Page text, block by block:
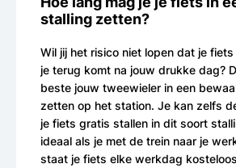
stalling zetten?
Wil jij het risico niet lopen dat je
je terug komt na jouw drukke dag?
beste jouw tweewieler in een
zetten op het station. Je kan zelfs
je fiets gratis stallen in dit soort
ideaal als je met de trein naar je
staat je fiets elke werkdag